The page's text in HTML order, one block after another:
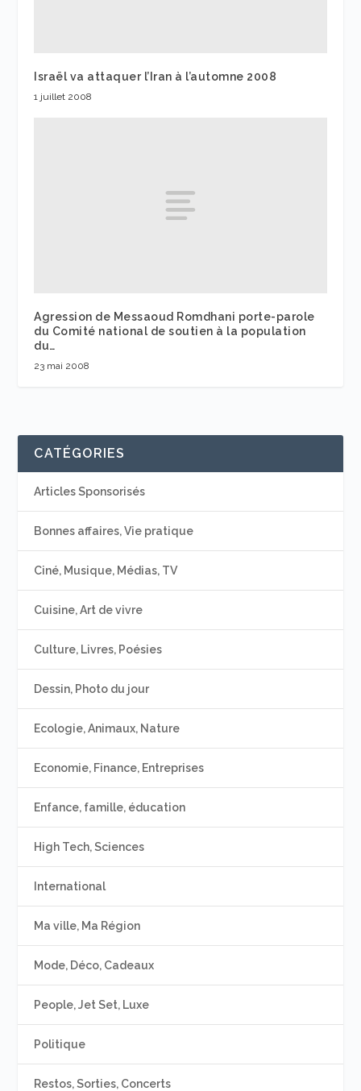
Israël va attaquer l’Iran à l’automne 2008
1 juillet 2008
Agression de Messaoud Romdhani porte-parole
du Comité national de soutien à la population
du…
23 mai 2008
CATÉGORIES
Articles Sponsorisés
Bonnes affaires, Vie pratique
Ciné, Musique, Médias, TV
Cuisine, Art de vivre
Culture, Livres, Poésies
Dessin, Photo du jour
Ecologie, Animaux, Nature
Economie, Finance, Entreprises
Enfance, famille, éducation
High Tech, Sciences
International
Ma ville, Ma Région
Mode, Déco, Cadeaux
People, Jet Set, Luxe
Politique
Restos, Sorties, Concerts